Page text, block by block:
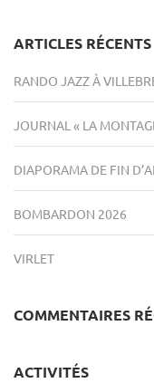
ARTICLES RÉCENTS
RANDO JAZZ À
JOURNAL « LA
DIAPORAMA DE FIN
BOMBARDON 2026
VIRLET
COMMENTAIRES
ACTIVITÉS